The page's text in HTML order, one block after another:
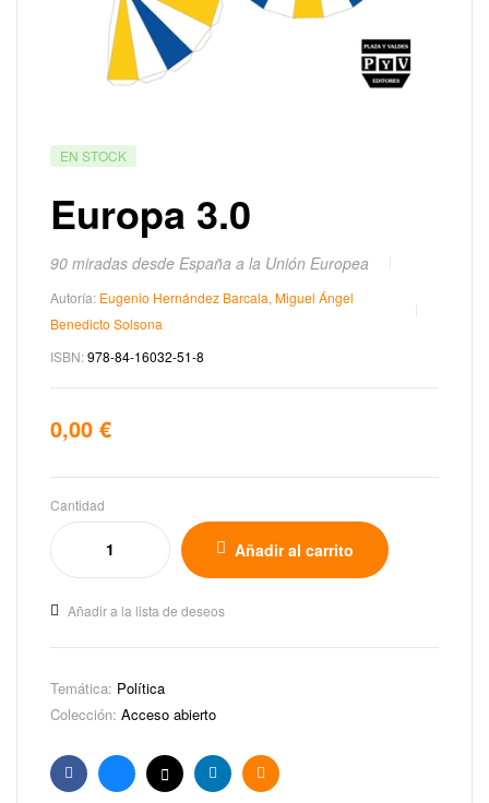
EN STOCK
Europa 3.0
90 miradas desde España a la Unión Europea
Autoría: Eugenio Hernández Barcala Miguel Ángel
Benedicto Solsona
ISBN:978-84-16032-51-8
0,00 €
Cantidad
Añadir al carrito
Añadir a la lista de deseos
Temática: Política
Colección: Acceso abierto
FacebookBlueskyX LinkedinEmail